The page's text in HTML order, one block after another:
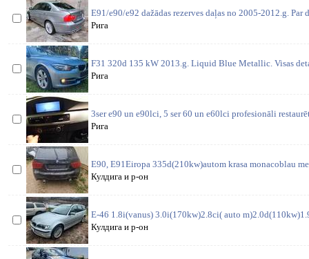
E91/e90/e92 dažādas rezerves daļas no 2005-2012.g. Par
Рига
F31 320d 135 kW 2013.g. Liquid Blue Metallic. Visas
Рига
3ser e90 un e90lci, 5 ser 60 un e60lci profesionāli
Рига
E90, E91Eiropa 335d(210kw)autom krasa monacoblau
Кулдига и р-он
E-46 1.8i(vanus) 3.0i(170kw)2.8ci( auto
Кулдига и р-он